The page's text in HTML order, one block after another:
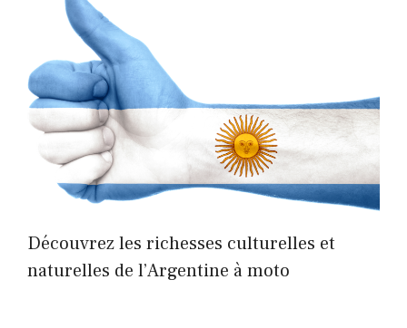
Découvrez les richesses culturelles et
naturelles de l’Argentine à moto